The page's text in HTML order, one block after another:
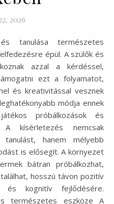
2026
épül. A szülők és
azzal a kérdéssel,
ezt a folyamatot,
és kreativitással vesznek
módja ennek
próbálkozások és
A kísérletezés nemcsak
hanem mélyebb
is elősegít. A környezet
bátran próbálkozhat,
hosszú távon pozitív
kognitív fejlődésére.
természetes eszköze A